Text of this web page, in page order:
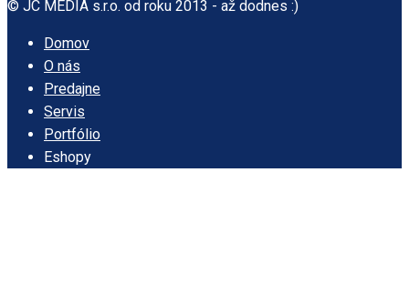
© JC MEDIA s.r.o. od roku 2013 - až dodnes :)
Domov
O nás
Predajne
Servis
Portfólio
Eshopy